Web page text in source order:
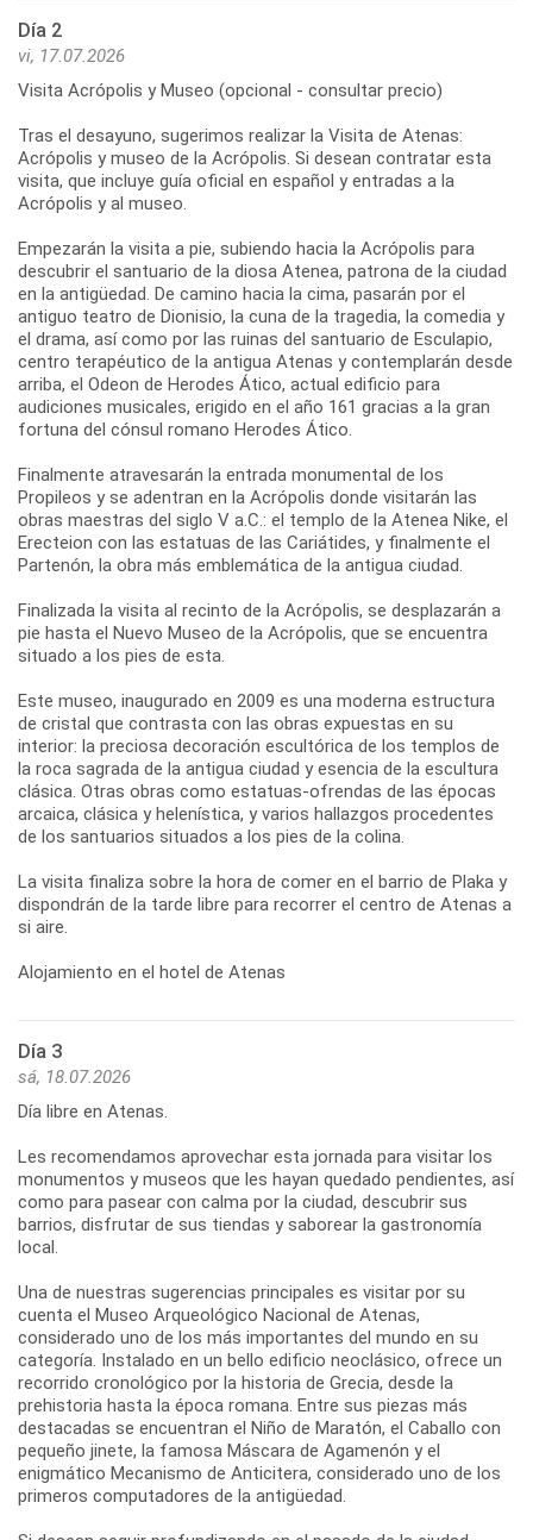
Día 2
vi, 17.07.2026
Visita Acrópolis y Museo (opcional - consultar precio)
Tras el desayuno, sugerimos realizar la Visita de Atenas:
Acrópolis y museo de la Acrópolis. Si desean contratar esta
visita, que incluye guía oficial en español y entradas a la
Acrópolis y al museo.
Empezarán la visita a pie, subiendo hacia la Acrópolis para
descubrir el santuario de la diosa Atenea, patrona de la ciudad
en la antigüedad. De camino hacia la cima, pasarán por el
antiguo teatro de Dionisio, la cuna de la tragedia, la comedia y
el drama, así como por las ruinas del santuario de Esculapio,
centro terapéutico de la antigua Atenas y contemplarán desde
arriba, el Odeon de Herodes Ático, actual edificio para
audiciones musicales, erigido en el año 161 gracias a la gran
fortuna del cónsul romano Herodes Ático.
Finalmente atravesarán la entrada monumental de los
Propileos y se adentran en la Acrópolis donde visitarán las
obras maestras del siglo V a.C.: el templo de la Atenea Nike, el
Erecteion con las estatuas de las Cariátides, y finalmente el
Partenón, la obra más emblemática de la antigua ciudad.
Finalizada la visita al recinto de la Acrópolis, se desplazarán a
pie hasta el Nuevo Museo de la Acrópolis, que se encuentra
situado a los pies de esta.
Este museo, inaugurado en 2009 es una moderna estructura
de cristal que contrasta con las obras expuestas en su
interior: la preciosa decoración escultórica de los templos de
la roca sagrada de la antigua ciudad y esencia de la escultura
clásica. Otras obras como estatuas-ofrendas de las épocas
arcaica, clásica y helenística, y varios hallazgos procedentes
de los santuarios situados a los pies de la colina.
La visita finaliza sobre la hora de comer en el barrio de Plaka y
dispondrán de la tarde libre para recorrer el centro de Atenas a
si aire.
Día 3
sá, 18.07.2026
Día libre en Atenas.
Les recomendamos aprovechar esta jornada para visitar los
monumentos y museos que les hayan quedado pendientes, así
como para pasear con calma por la ciudad, descubrir sus
barrios, disfrutar de sus tiendas y saborear la gastronomía
local.
Una de nuestras sugerencias principales es visitar por su
cuenta el Museo Arqueológico Nacional de Atenas,
considerado uno de los más importantes del mundo en su
categoría. Instalado en un bello edificio neoclásico, ofrece un
recorrido cronológico por la historia de Grecia, desde la
prehistoria hasta la época romana. Entre sus piezas más
destacadas se encuentran el Niño de Maratón, el Caballo con
pequeño jinete, la famosa Máscara de Agamenón y el
enigmático Mecanismo de Anticitera, considerado uno de los
primeros computadores de la antigüedad.